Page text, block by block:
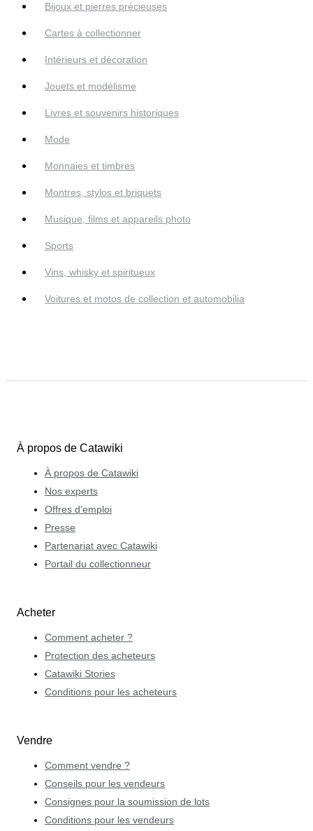
Bijoux et pierres précieuses
Cartes à collectionner
Intérieurs et décoration
Jouets et modélisme
Livres et souvenirs historiques
Mode
Monnaies et timbres
Montres, stylos et briquets
Musique, films et appareils photo
Sports
Vins, whisky et spiritueux
Voitures et motos de collection et automobilia
À propos de Catawiki
À propos de Catawiki
Nos experts
Offres d'emploi
Presse
Partenariat avec Catawiki
Portail du collectionneur
Acheter
Comment acheter ?
Protection des acheteurs
Catawiki Stories
Conditions pour les acheteurs
Vendre
Comment vendre ?
Conseils pour les vendeurs
Consignes pour la soumission de lots
Conditions pour les vendeurs